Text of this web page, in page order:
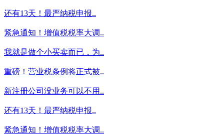
还有13天！最严纳税申报..
紧急通知！增值税税率大调..
我就是做个小买卖而已，为..
重磅！营业税条例将正式被..
新注册公司没业务可以不用..
还有13天！最严纳税申报..
紧急通知！增值税税率大调..